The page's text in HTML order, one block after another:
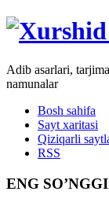
Adib asarlari,
namunalar
Bosh sahifa
Sayt xaritasi
Qiziqarli
RSS
ENG SO’NGGI